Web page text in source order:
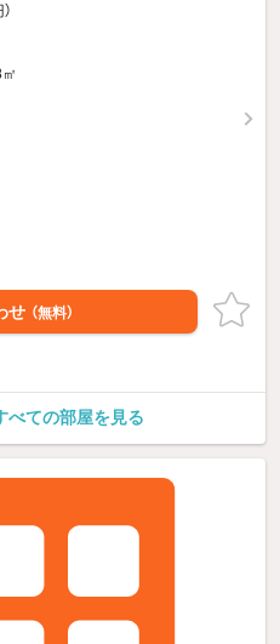
せ （無料）
べての部屋を見る